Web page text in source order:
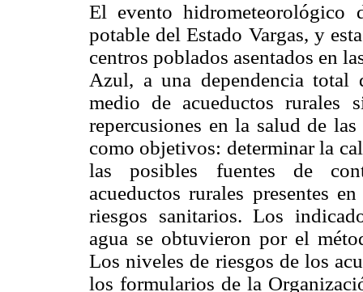
El evento hidrometeorológico
potable del Estado Vargas, y
centros poblados asentados en
Azul, a una dependencia total
medio de acueductos rurales
repercusiones en la salud de
como objetivos: determinar la
las posibles fuentes de
acueductos rurales presentes
riesgos sanitarios. Los
agua se obtuvieron por el
Los niveles de riesgos de los
los formularios de la